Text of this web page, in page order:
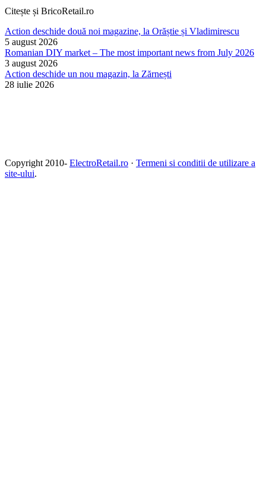
Citește și BricoRetail.ro
Action deschide două noi magazine, la Orăștie și Vladimirescu
5 august 2026
Romanian DIY market – The most important news from July 2026
3 august 2026
Action deschide un nou magazin, la Zărnești
28 iulie 2026
Copyright 2010- ElectroRetail.ro · Termeni si conditii de utilizare a
site-ului.